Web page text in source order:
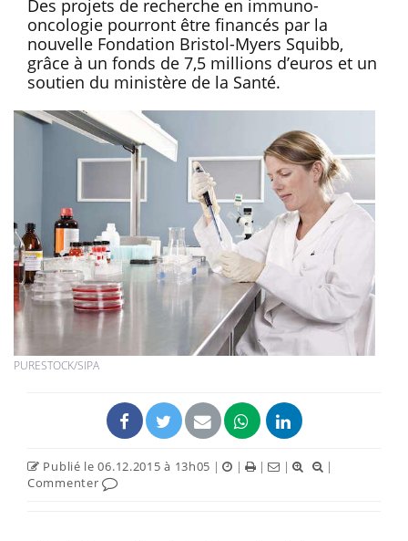
Des projets de recherche en immuno-
oncologie pourront être financés par la
nouvelle Fondation Bristol-Myers Squibb,
grâce à un fonds de 7,5 millions d’euros et un
soutien du ministère de la Santé.
PURESTOCK/SIPA
Publié le 06.12.2015 à 13h05 | | | |
|
Commenter